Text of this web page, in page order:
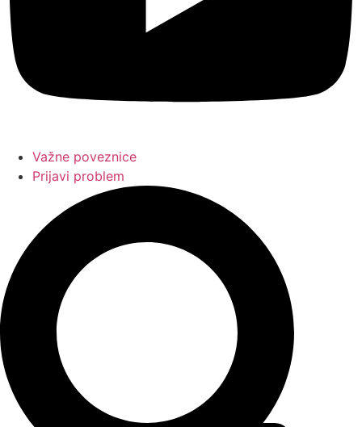
Važne poveznice
Prijavi problem